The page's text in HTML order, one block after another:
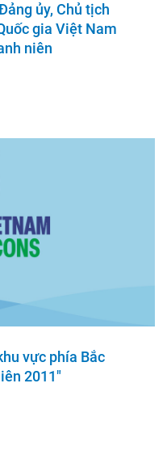
ủy, Chủ tịch
gia Việt Nam
niên
vực phía Bắc
2011"